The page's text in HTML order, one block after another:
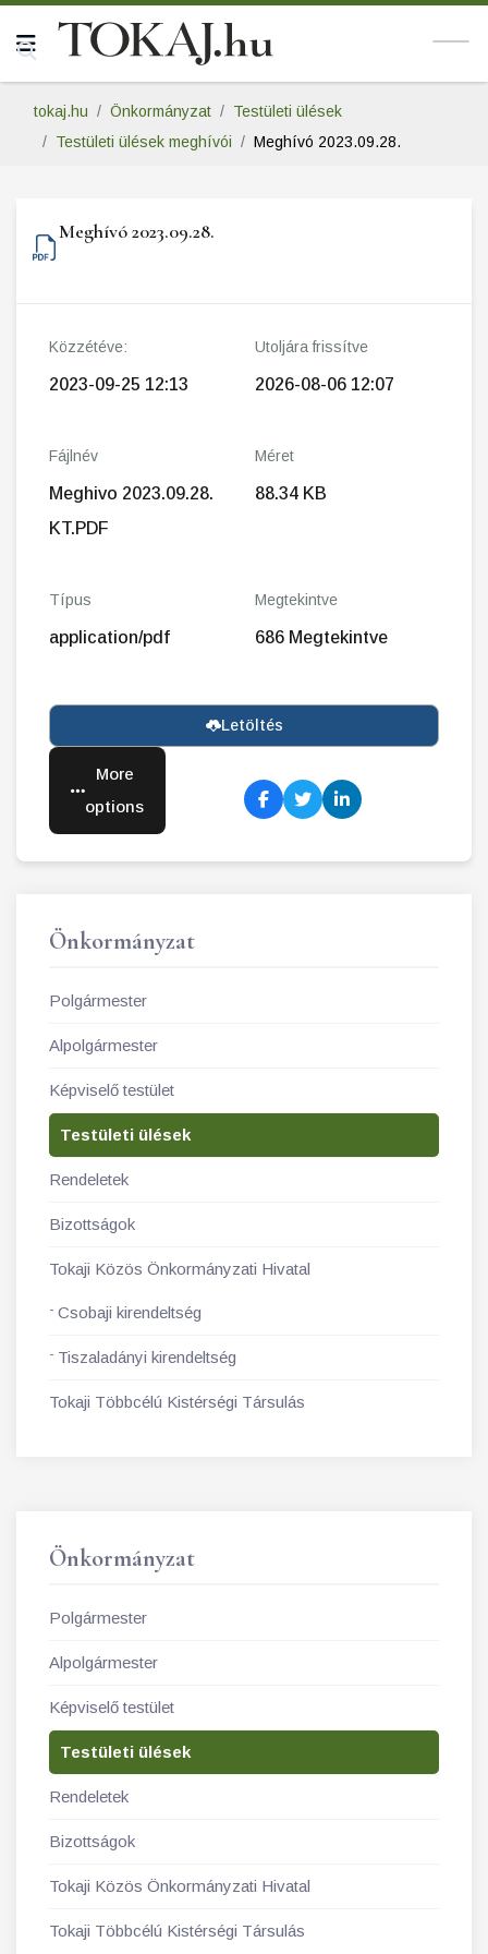
tokaj.hu Önkormányzat
Testületi ülések
Testületi ülések meghívói
Meghívó 2023.09.28.
Meghívó 2023.09.28.
Közzétéve:
2023-09-25 12:13
Utoljára frissítve
2026-08-06 12:07
Fájlnév
Meghivo 2023.09.28.
KT.PDF
Méret
88.34 KB
Típus
application/pdf
Megtekintve
686 Megtekintve
Letöltés
More
options
Önkormányzat
Polgármester
Alpolgármester
Képviselő testület
Testületi ülések
Rendeletek
Bizottságok
Tokaji Közös Önkormányzati Hivatal
Csobaji kirendeltség
Tiszaladányi kirendeltség
Tokaji Többcélú Kistérségi Társulás
Önkormányzat
Polgármester
Alpolgármester
Képviselő testület
Testületi ülések
Rendeletek
Bizottságok
Tokaji Közös Önkormányzati Hivatal
Tokaji Többcélú Kistérségi Társulás